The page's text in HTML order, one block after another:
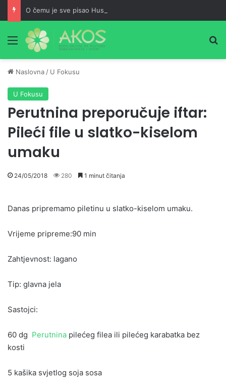
O čemu je sve pisao Husein ef. Đozo
Meni
Naslovna / U Fokusu
U Fokusu
Perutnina preporučuje iftar:
Pileći file u slatko-kiselom
umaku
24/05/2018 280 1 minut čitanja
Danas pripremamo piletinu u slatko-kiselom umaku.
Vrijeme pripreme:90 min
Zahtjevnost: lagano
Tip: glavna jela
Sastojci:
60 dg Perutnina pilećeg filea ili pilećeg karabatka bez
kosti
5 kašika svjetlog soja sosa